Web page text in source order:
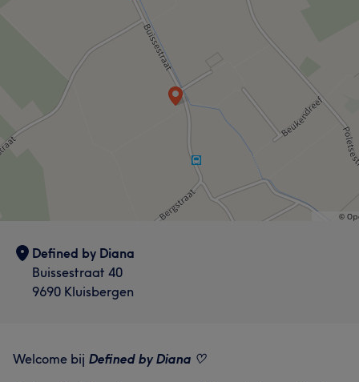
Defined by Diana
Buissestraat 40
9690 Kluisbergen
Welcome bij Defined by Diana ♡